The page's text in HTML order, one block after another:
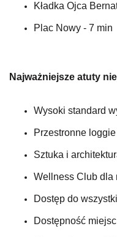
Kładka Ojca
Plac Nowy - 7 min
Najważniejsze atuty
Wysoki standard
Przestronne
Sztuka i
Wellness Club dla
Dostęp do
Dostępność